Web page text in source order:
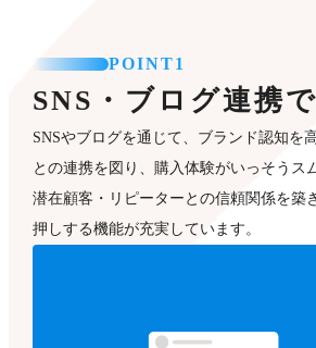
POINT1
SNS・ブログ連携
SNSやブログを通じて、ブランド認知を
との連携を図り、購入体験がいっそうス
潜在顧客・リピーターとの信頼関係を築
押しする機能が充実しています。